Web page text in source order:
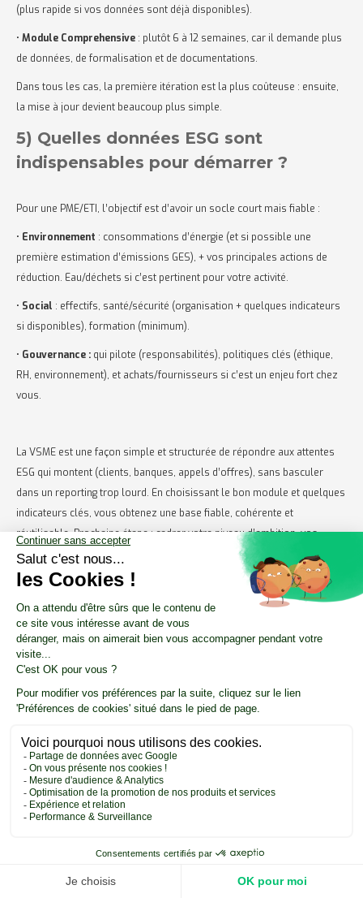
(plus rapide si vos données sont déjà disponibles).
• Module Comprehensive : plutôt 6 à 12 semaines, car il demande plus
de données, de formalisation et de documentations.
Dans tous les cas, la première itération est la plus coûteuse : ensuite,
la mise à jour devient beaucoup plus simple.
5) Quelles données ESG sont
indispensables pour démarrer ?
Pour une PME/ETI, l’objectif est d’avoir un socle court mais fiable :
• Environnement : consommations d’énergie (et si possible une
première estimation d’émissions GES), + vos principales actions de
réduction. Eau/déchets si c’est pertinent pour votre activité.
• Social : effectifs, santé/sécurité (organisation + quelques indicateurs
si disponibles), formation (minimum).
• Gouvernance : qui pilote (responsabilités), politiques clés (éthique,
RH, environnement), et achats/fournisseurs si c’est un enjeu fort chez
vous.
La VSME est une façon simple et structurée de répondre aux attentes
ESG qui montent (clients, banques, appels d’offres), sans basculer
dans un reporting trop lourd. En choisissant le bon module et quelques
indicateurs clés, vous obtenez une base fiable, cohérente et
réutilisable. Prochaine étape : cadrer votre niveau d’ambition, vos
données disponibles et le niveau de preuve attendu.
➡️ Réservez votre diagnostic VSME de 30 minutes : on
clarifie vos demandes actuelles, le module le plus pertinent et un plan
de démarrage réaliste.
Do you have a project in mind?